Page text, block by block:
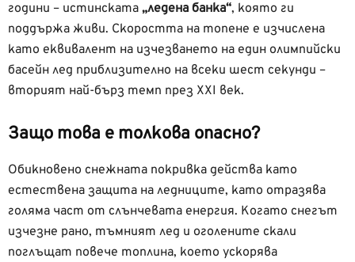
години – истинската „ледена банка“, която ги
поддържа живи. Скоростта на топене е изчислена
като еквивалент на изчезването на един олимпийски
басейн лед приблизително на всеки шест секунди –
вторият най-бърз темп през XXI век.
Защо това е толкова опасно?
Обикновено снежната покривка действа като
естествена защита на ледниците, като отразява
голяма част от слънчевата енергия. Когато снегът
изчезне рано, тъмният лед и оголените скали
поглъщат повече топлина, което ускорява